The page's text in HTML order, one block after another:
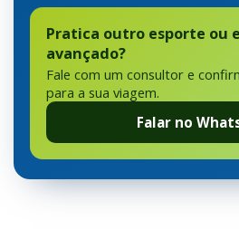
Pratica outro esporte ou
avançado?
Fale com um consultor e
para a sua viagem.
Falar no